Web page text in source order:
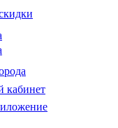
кабинет